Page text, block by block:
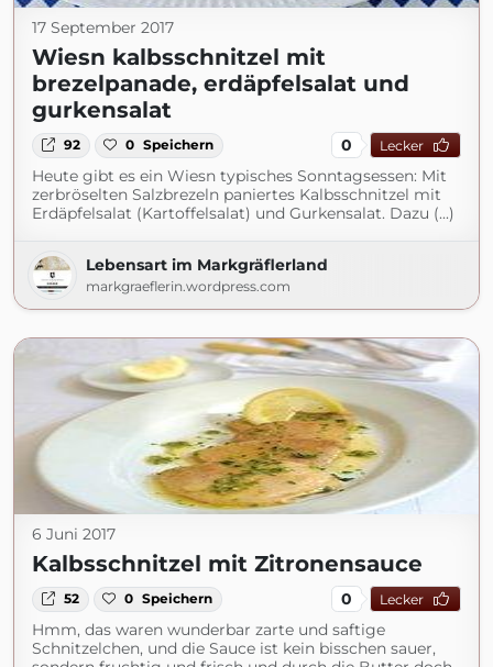
17 September 2017
Wiesn kalbsschnitzel mit
brezelpanade, erdäpfelsalat und
gurkensalat
92 0 Speichern 0 Lecker
Heute gibt es ein Wiesn typisches Sonntagsessen: Mit
zerbröselten Salzbrezeln paniertes Kalbsschnitzel mit
Erdäpfelsalat (Kartoffelsalat) und Gurkensalat. Dazu (...)
Lebensart im Markgräflerland
markgraeflerin.wordpress.com
6 Juni 2017
Kalbsschnitzel mit Zitronensauce
52 0 Speichern 0 Lecker
Hmm, das waren wunderbar zarte und saftige
Schnitzelchen, und die Sauce ist kein bisschen sauer,